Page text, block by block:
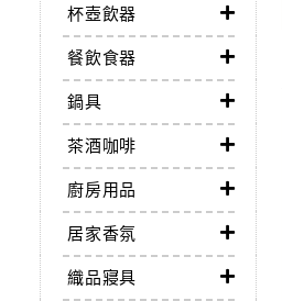
杯壺飲器
餐飲食器
鍋具
茶酒咖啡
廚房用品
居家香氛
織品寢具